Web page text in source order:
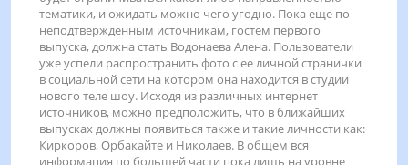
тематики, и ожидать можно чего угодно. Пока еще по
неподтвержденным источникам, гостем первого
выпуска, должна стать Водонаева Алена. Пользователи
уже успели распространить фото с ее личной странички
в социальной сети на котором она находится в студии
нового теле шоу. Исходя из различных интернет
источников, можно предположить, что в ближайших
выпусках должны появиться также и такие личности как:
Киркоров, Орбакайте и Николаев. В общем вся
информация по большей части пока лишь на уровне